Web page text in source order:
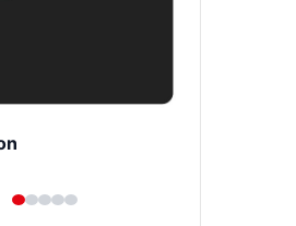
Avukatlık Bürosu